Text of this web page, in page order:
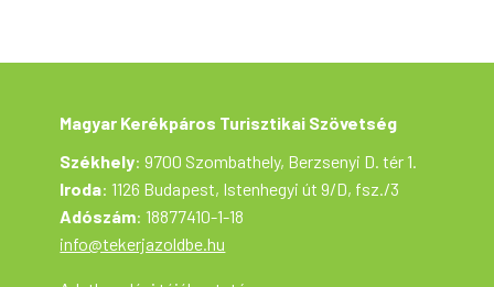
Magyar Kerékpáros Turisztikai Szövetség
Székhely: 9700 Szombathely, Berzsenyi D. tér 1.
Iroda: 1126 Budapest, Istenhegyi út 9/D, fsz./3
Adószám: 18877410-1-18
info@tekerjazoldbe.hu